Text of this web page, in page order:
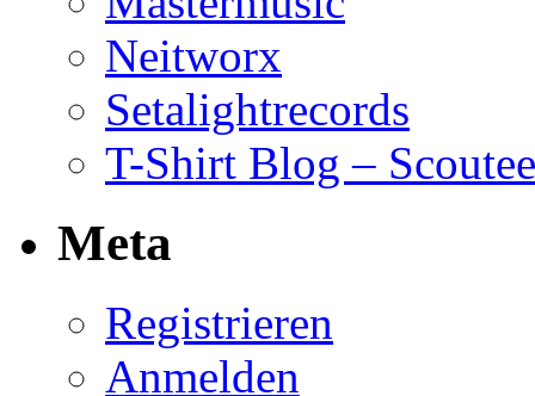
Neitworx
Setalightrecords
T-Shirt Blog – Scoutee
Meta
Registrieren
Anmelden